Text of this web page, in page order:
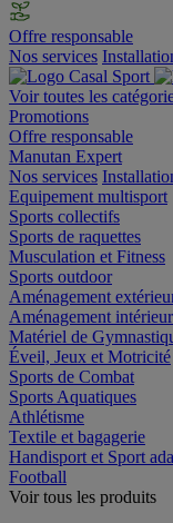
Offre responsable
Nos services
Voir toutes les
Promotions
Offre responsable
Manutan Expert
Nos services
Equipement multisport
Sports collectifs
Sports de raquettes
Musculation et Fitness
Sports outdoor
Aménagement
Aménagement
Matériel de
Éveil, Jeux et Motricité
Sports de Combat
Sports Aquatiques
Athlétisme
Textile et bagagerie
Handisport et Sport
Football
Voir tous les produits